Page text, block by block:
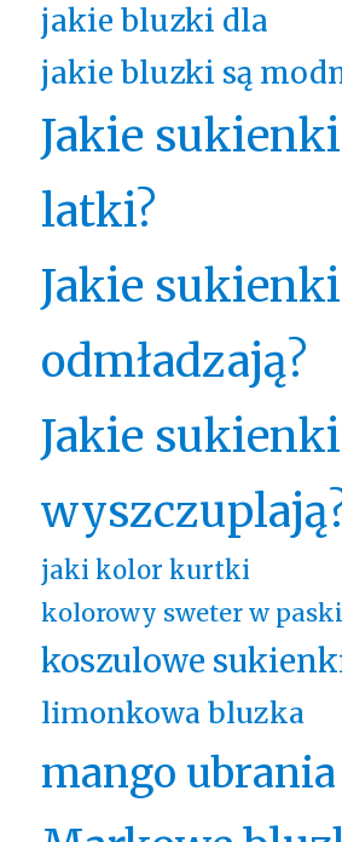
jakie bluzki dla
jakie bluzki są
Jakie
latki?
Jakie sukienki
odmładzają?
Jakie sukienki
jaki kolor kurtki
kolorowy sweter w paski
koszulowe
limonkowa bluzka
mango ubrania